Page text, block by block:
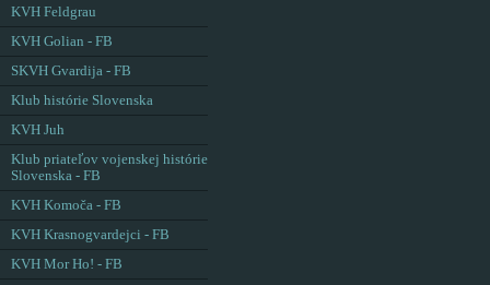
KVH Feldgrau
KVH Golian - FB
SKVH Gvardija - FB
Klub histórie Slovenska
KVH Juh
Klub priateľov vojenskej histórie
Slovenska - FB
KVH Komoča - FB
KVH Krasnogvardejci - FB
KVH Mor Ho! - FB